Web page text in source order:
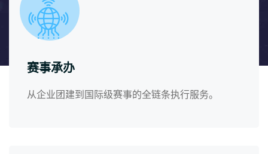
赛事承办
从企业团建到国际级赛事的全链条执行服务。